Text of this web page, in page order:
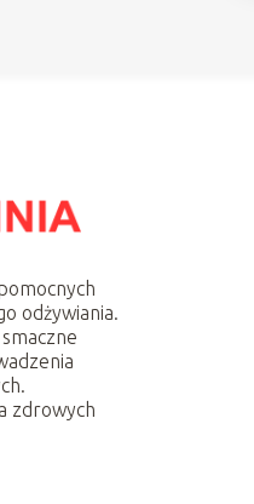
odżywiania.
zdrowych